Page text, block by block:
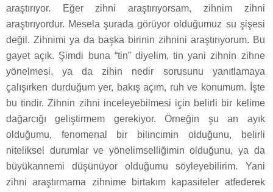
araştırıyor. Eğer zihni araştırıyorsam, zihnim zihni
araştırıyordur. Mesela şurada görüyor olduğumuz su şişesi
değil. Zihnimi ya da başka birinin zihnini araştırıyorum. Bu
gayet açık. Şimdi buna “tin” diyelim, tin yani zihnin zihne
yönelmesi, ya da zihin nedir sorusunu yanıtlamaya
çalışırken durduğum yer, bakış açım, ruh ve konumum. İşte
bu tindir. Zihnin zihni inceleyebilmesi için belirli bir kelime
dağarcığı geliştirmem gerekiyor. Örneğin şu an ayık
olduğumu, fenomenal bir bilincimin olduğunu, belirli
niteliksel durumlar ve yönelimselliğimin olduğunu, ya da
büyükannemi düşünüyor olduğumu söyleyebilirim. Yani
zihni araştırmama zihnime birtakım kapasiteler atfederek